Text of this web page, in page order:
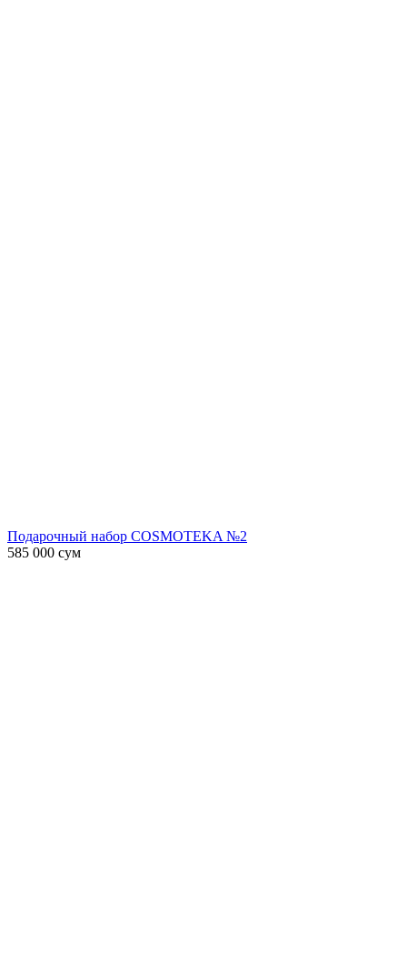
Подарочный набор COSMOTEKA №2
585 000 сум